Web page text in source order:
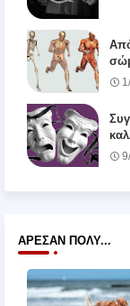
ΆΡΕΣΑΝ ΠΟΛΎ...